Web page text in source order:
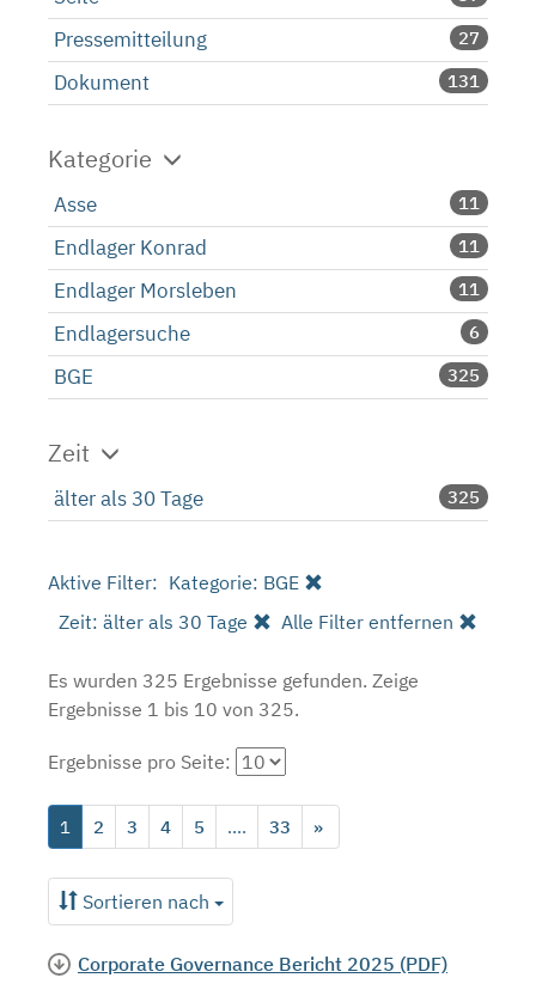
Pressemitteilung 27
Dokument 131
Kategorie
Asse 11
Endlager Konrad 11
Endlager Morsleben 11
Endlagersuche 6
BGE 325
Zeit
älter als 30 Tage 325
Aktive Filter: Kategorie: BGE
Zeit: älter als 30 Tage
Alle Filter entfernen
Es wurden 325 Ergebnisse gefunden. Zeige
Ergebnisse 1 bis 10 von 325.
Ergebnisse pro Seite:
1 2 3 4 5 .... 33 »
Sortieren nach
Corporate Governance Bericht 2025 (PDF)